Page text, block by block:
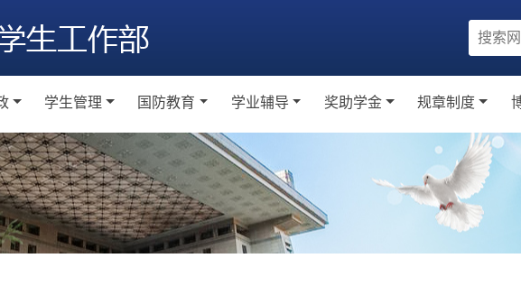
教育
建设
实践
养教育
学生管理
学生纪律奖惩
宿舍文化建设
国防教育
学生军事训练
军事理论课程
日常国防教育
大学生征兵
学业辅导
学业辅导室
奖助学金
本科生奖学金
规章制度
规章制度